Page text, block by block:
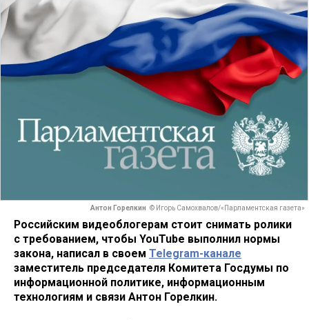
Антон Горелкин © Игорь Самохвалов/«Парламентская газета»
Российским видеоблогерам стоит снимать ролики
с требованием, чтобы YouTube выполнил нормы
закона, написал в своем Telegram-канале
заместитель председателя Комитета Госдумы по
информационной политике, информационным
технологиям и связи Антон Горелкин.